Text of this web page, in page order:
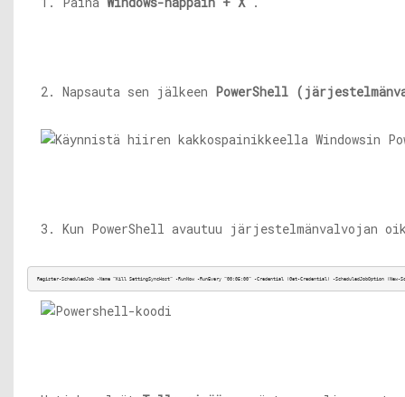
2. Napsauta sen jälkeen PowerShell
3. Kun PowerShell avautuu
Register-ScheduledJob -Name “Kill SettingSyncHost” -RunNow -RunEvery “00:05:00” -Credential (Get-Credential) -ScheduledJobOption